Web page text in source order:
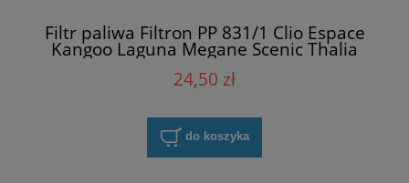
Filtr paliwa Filtron PP 831/1 Clio Espace
Kangoo Laguna Megane Scenic Thalia
Twingo
24,50 zł
do koszyka